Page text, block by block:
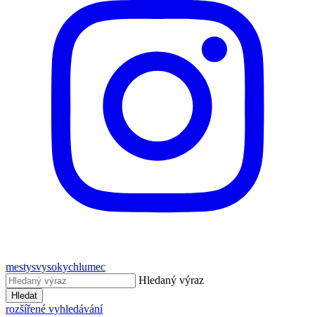
mestysvysokychlumec
Hledaný výraz
Hledat
rozšířené vyhledávání